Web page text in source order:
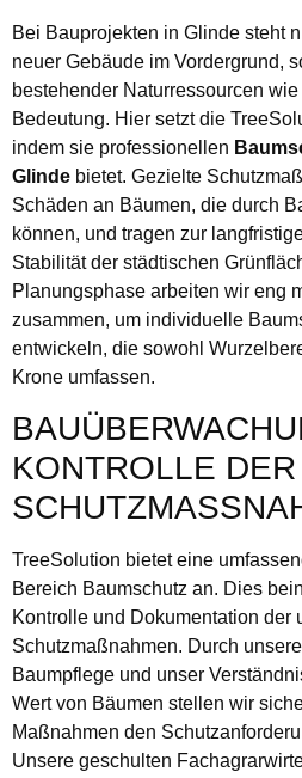
Bei Bauprojekten in Glinde steht
neuer Gebäude im Vordergrund,
bestehender Naturressourcen
Bedeutung. Hier setzt die
indem sie professionellen
Glinde bietet. Gezielte
Schäden an Bäumen, die durch
können, und tragen zur
Stabilität der städtischen
Planungsphase arbeiten wir eng
zusammen, um individuelle
entwickeln, die sowohl
Krone umfassen.
KONTROLLE DER
TreeSolution bietet eine
Bereich Baumschutz an. Dies
Kontrolle und Dokumentation der
Schutzmaßnahmen. Durch
Baumpflege und unser
Wert von Bäumen stellen wir
Maßnahmen den
Unsere geschulten